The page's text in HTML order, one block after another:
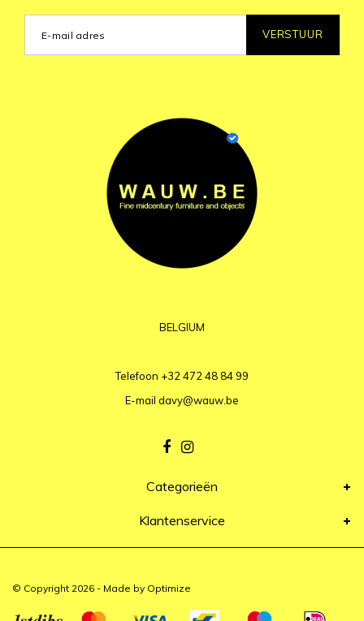
VERSTUUR
BELGIUM
Telefoon +32 472 48 84 99
E-mail davy@wauw.be
Categorieën
Klantenservice
© Copyright 2026 - Made by Optimize